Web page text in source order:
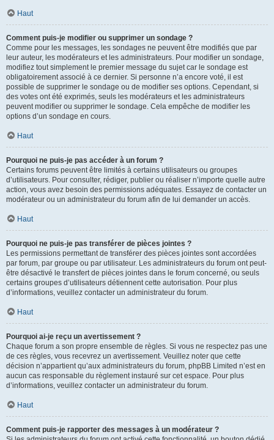
Haut
Comment puis-je modifier ou supprimer un sondage ?
Comme pour les messages, les sondages ne peuvent être modifiés que par
leur auteur, les modérateurs et les administrateurs. Pour modifier un sondage,
modifiez tout simplement le premier message du sujet car le sondage est
obligatoirement associé à ce dernier. Si personne n’a encore voté, il est
possible de supprimer le sondage ou de modifier ses options. Cependant, si
des votes ont été exprimés, seuls les modérateurs et les administrateurs
peuvent modifier ou supprimer le sondage. Cela empêche de modifier les
options d’un sondage en cours.
Haut
Pourquoi ne puis-je pas accéder à un forum ?
Certains forums peuvent être limités à certains utilisateurs ou groupes
d’utilisateurs. Pour consulter, rédiger, publier ou réaliser n’importe quelle autre
action, vous avez besoin des permissions adéquates. Essayez de contacter un
modérateur ou un administrateur du forum afin de lui demander un accès.
Haut
Pourquoi ne puis-je pas transférer de pièces jointes ?
Les permissions permettant de transférer des pièces jointes sont accordées
par forum, par groupe ou par utilisateur. Les administrateurs du forum ont peut-
être désactivé le transfert de pièces jointes dans le forum concerné, ou seuls
certains groupes d’utilisateurs détiennent cette autorisation. Pour plus
d’informations, veuillez contacter un administrateur du forum.
Haut
Pourquoi ai-je reçu un avertissement ?
Chaque forum a son propre ensemble de règles. Si vous ne respectez pas une
de ces règles, vous recevrez un avertissement. Veuillez noter que cette
décision n’appartient qu’aux administrateurs du forum, phpBB Limited n’est en
aucun cas responsable du règlement instauré sur cet espace. Pour plus
d’informations, veuillez contacter un administrateur du forum.
Haut
Comment puis-je rapporter des messages à un modérateur ?